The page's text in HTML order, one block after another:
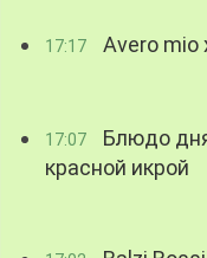
17:17 Avero mio
17:07
Блюдо
красной икрой